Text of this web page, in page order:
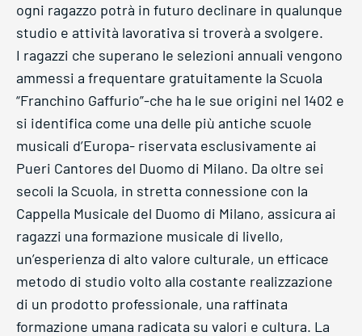
ogni ragazzo potrà in futuro declinare in qualunque
studio e attività lavorativa si troverà a svolgere.
I ragazzi che superano le selezioni annuali vengono
ammessi a frequentare gratuitamente la Scuola
“Franchino Gaffurio”-che ha le sue origini nel 1402 e
si identifica come una delle più antiche scuole
musicali d’Europa- riservata esclusivamente ai
Pueri Cantores del Duomo di Milano. Da oltre sei
secoli la Scuola, in stretta connessione con la
Cappella Musicale del Duomo di Milano, assicura ai
ragazzi una formazione musicale di livello,
un’esperienza di alto valore culturale, un efficace
metodo di studio volto alla costante realizzazione
di un prodotto professionale, una raffinata
formazione umana radicata su valori e cultura. La